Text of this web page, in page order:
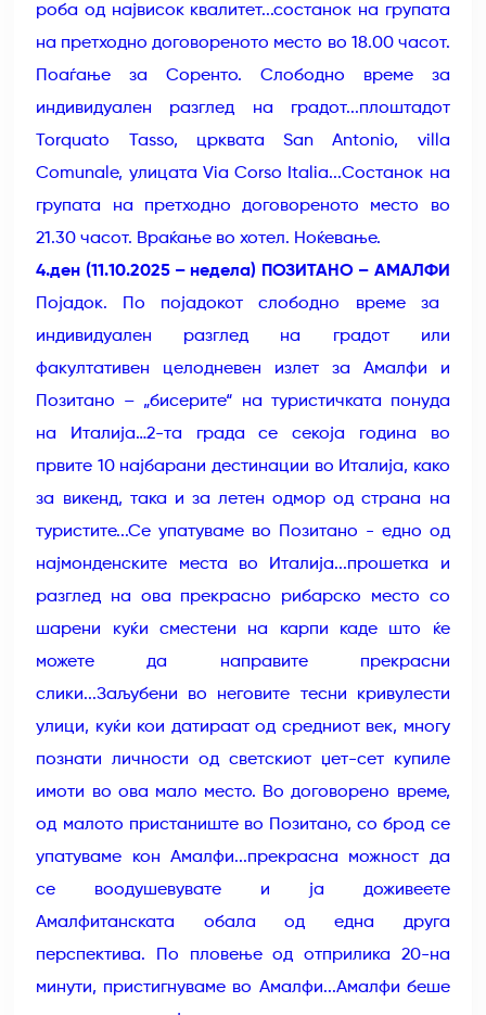
роба од највисок квалитет...состанок на групата
на претходно договореното место во 18.00 часот.
Поаѓање за Соренто. Слободно време за
индивидуален разглед на градот...плоштадот
Torquato Tasso, црквата San Antonio, villa
Comunale, улицата Via Corso Italia...Состанок на
групата на претходно договореното место во
21.30 часот. Враќање во хотел. Ноќевање.
4.ден (11.10.2025 – недела) ПОЗИТАНО – АМАЛФИ
Појадок. По појадокот слободно време за
индивидуален разглед на градот или
факултативен целодневен излет за Амалфи и
Позитано – „бисерите“ на туристичката понуда
на Италија…2-та града се секоја година во
првите 10 најбарани дестинации во Италија, како
за викенд, така и за летен одмор од страна на
туристите...Се упатуваме во Позитано - едно од
најмонденските места во Италија...прошетка и
разглед на ова прекрасно рибарско место со
шарени куќи сместени на карпи каде што ќе
можете да направите прекрасни
слики...Заљубени во неговите тесни кривулести
улици, куќи кои датираат од средниот век, многу
познати личности од светскиот џет-сет купиле
имоти во ова мало место. Во договорено време,
од малото пристаниште во Позитано, со брод се
упатуваме кон Амалфи...прекрасна можност да
се воодушевувате и ја доживеете
Амалфитанската обала од една друга
перспектива. По пловење од отприлика 20-на
минути, пристигнуваме во Амалфи...Амалфи беше